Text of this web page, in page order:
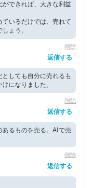
できれば、大きな利益
いるだけでは、売れて
ょう。
削除
返信する
しても自分に売れるも
になりました。
削除
返信する
るものを売る。AIで売
削除
返信する